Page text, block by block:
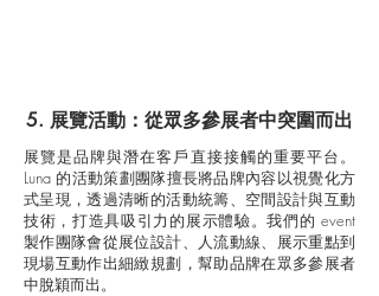
5. 展覽活動：從眾多參展者中突圍而出
展覽是品牌與潛在客戶直接接觸的重要平台。
Luna 的活動策劃團隊擅長將品牌內容以視覺化方
式呈現，透過清晰的活動統籌、空間設計與互動
技術，打造具吸引力的展示體驗。我們的 event
製作團隊會從展位設計、人流動線、展示重點到
現場互動作出細緻規劃，幫助品牌在眾多參展者
中脫穎而出。